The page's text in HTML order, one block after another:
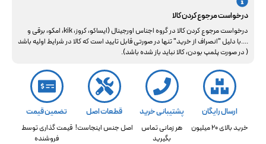
درخواست مرجوع کردن کالا
درخواست مرجوع کردن کالا در گروه اجناس اورجینال (ایساکو، کروز، kik، امکو، برقی و
....با دلیل "انصراف از خرید" تنها در صورتی قابل تایید است که کالا در شرایط اولیه باشد
( در صورت پلمپ بودن، کالا نباید باز شده باشد).
ارسال رایگان
خرید بالای 20 میلیون
پشتیبانی خرید
هر زمانی تماس
بگیرید
قطعات اصل
اصل جنس اینجاست!
تضمین قیمت
قیمت گذاری توسط
فروشنده